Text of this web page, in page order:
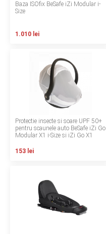
Contact
Copyright 2026 BabyMatters
Baza ISOfix BeSafe iZi Modular i-
Size
1.010 lei
Protectie insecte si soare UPF 50+
pentru scaunele auto BeSafe iZi Go
Modular X1 i-Size si iZi Go X1
153 lei